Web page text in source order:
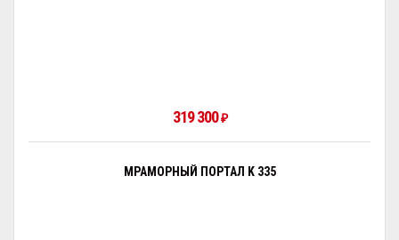
319 300₽
МРАМОРНЫЙ ПОРТАЛ K 335